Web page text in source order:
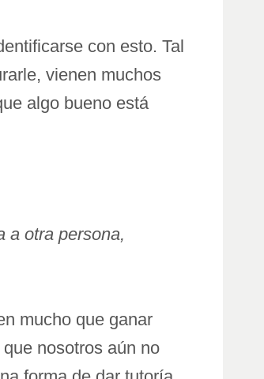
con esto. Tal
vienen muchos
algo bueno está
a otra persona,
mucho que ganar
nosotros aún no